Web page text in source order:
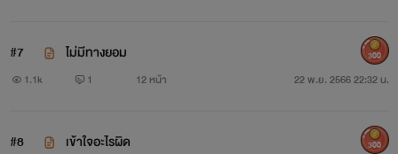
#7 ไม่มีทางยอม
1.1k 1 12 หน้า 22 พ.ย. 2566 22:32 น.
300
#8 เข้าใจอะไรผิด 300